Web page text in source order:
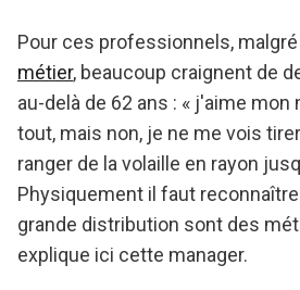
Pour ces professionnels, malgré
métier, beaucoup craignent de
au-delà de 62 ans : « j'aime
tout, mais non, je ne me vois
ranger de la volaille en rayon
Physiquement il faut
grande distribution sont des
explique ici cette manager.